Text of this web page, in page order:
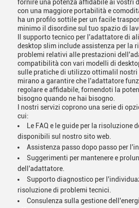
fornire una potenza affidabile ai vostri
con una maggiore portabilità e
ha un profilo sottile per un facile
minimo il disordine sul tuo spazio di
Il supporto tecnico per l'adattatore di
desktop slim include assistenza per la
problemi relativi alle prestazioni
compatibilità con vari modelli di
sulle pratiche di utilizzo ottimaliI nostri
mirano a garantire che l'adattatore
regolare e affidabile, fornendoti la
bisogno quando ne hai bisogno.
I nostri servizi coprono una serie di
cui:
Le FAQ e le guide per la risoluzione
disponibili sul nostro sito web.
Assistenza passo dopo passo per
Suggerimenti per mantenere e
dell'adattatore.
Supporto diagnostico per
risoluzione di problemi tecnici.
Consulenza sulla gestione